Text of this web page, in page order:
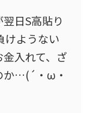
日S高貼り
けようない
入れて、ざ
か…(´・ω・